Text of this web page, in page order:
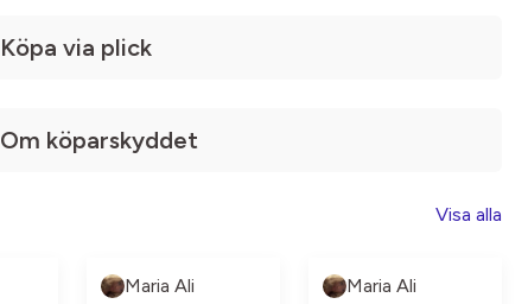
Köpa via plick
Om köparskyddet
Visa alla
Maria Ali Maria Ali